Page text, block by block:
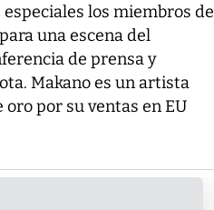
los miembros de
una escena del
de prensa y
Makano es un artista
por su ventas en EU